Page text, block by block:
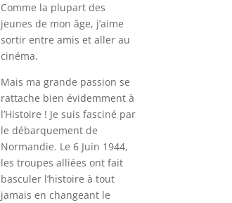
Comme la plupart des
jeunes de mon âge, j’aime
sortir entre amis et aller au
cinéma.
Mais ma grande passion se
rattache bien évidemment à
l’Histoire ! Je suis fasciné par
le débarquement de
Normandie. Le 6 Juin 1944,
les troupes alliées ont fait
basculer l’histoire à tout
jamais en changeant le